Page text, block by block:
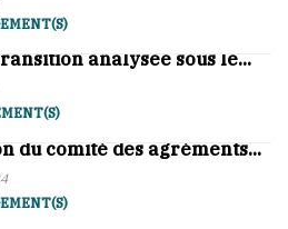
analysée sous le...
du comité des agréments...